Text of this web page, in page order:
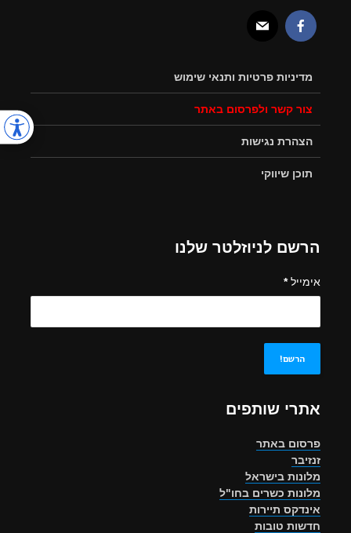
מדיניות פרטיות ותנאי שימוש
צור קשר ולפרסום באתר
הצהרת נגישות
תוכן שיווקי
הרשם לניוזלטר שלנו
אימייל*
אתרי שותפים
פרסום באתר
זנזיבר
מלונות בישראל
מלונות כשרים בחו"ל
אינדקס תיירות
חדשות טובות